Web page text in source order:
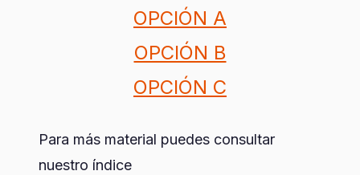
OPCIÓN A
OPCIÓN B
OPCIÓN C
Para más material puedes consultar
nuestro índice